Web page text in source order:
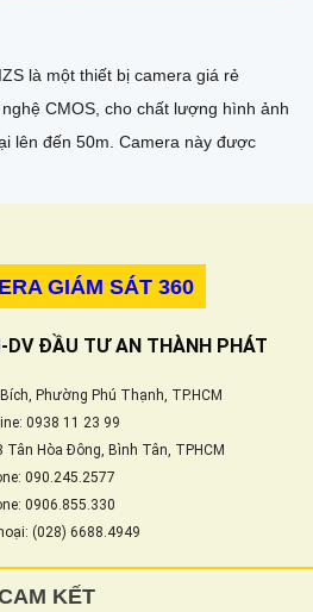
là một thiết bị camera giá rẻ
CMOS, cho chất lượng hình ảnh
Camera này được
GIÁM SÁT 360
DV ĐẦU TƯ AN THÀNH PHÁT
Phường Phú Thạnh, TP.HCM
0938 11 23 99
Tân Hòa Đông, Bình Tân, TPHCM
090.245.2577
0906.855.330
(028) 6688.4949
KẾT